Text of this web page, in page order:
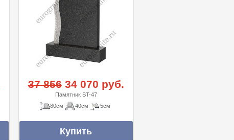
37 85634 070 руб.
Памятник ST-47
80см
40см 5см